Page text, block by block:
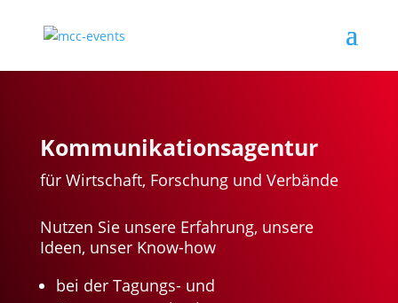
Kommunikationsagentur
für Wirtschaft, Forschung und Verbände
Nutzen Sie unsere Erfahrung, unsere
Ideen, unser Know-how
bei der Tagungs- und